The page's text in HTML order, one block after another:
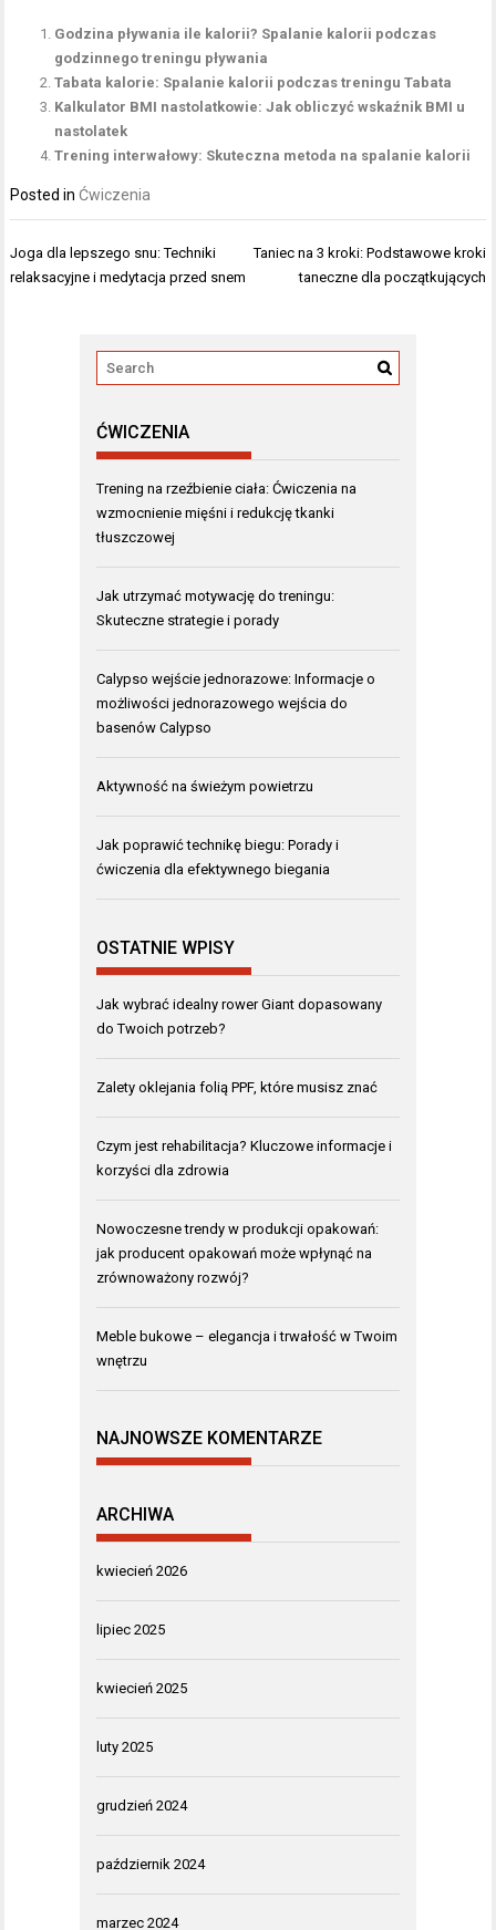
Godzina pływania ile kalorii? Spalanie kalorii podczas
godzinnego treningu pływania
Tabata kalorie: Spalanie kalorii podczas treningu Tabata
Kalkulator BMI nastolatkowie: Jak obliczyć wskaźnik BMI u
nastolatek
Trening interwałowy: Skuteczna metoda na spalanie kalorii
Posted in Ćwiczenia
Nawigacja
wpisu
Joga dla lepszego snu: Techniki
relaksacyjne i medytacja przed snem
Taniec na 3 kroki: Podstawowe kroki
taneczne dla początkujących
ĆWICZENIA
Trening na rzeźbienie ciała: Ćwiczenia na
wzmocnienie mięśni i redukcję tkanki
tłuszczowej
Jak utrzymać motywację do treningu:
Skuteczne strategie i porady
Calypso wejście jednorazowe: Informacje o
możliwości jednorazowego wejścia do
basenów Calypso
Aktywność na świeżym powietrzu
Jak poprawić technikę biegu: Porady i
ćwiczenia dla efektywnego biegania
OSTATNIE WPISY
Jak wybrać idealny rower Giant dopasowany
do Twoich potrzeb?
Zalety oklejania folią PPF, które musisz znać
Czym jest rehabilitacja? Kluczowe informacje i
korzyści dla zdrowia
Nowoczesne trendy w produkcji opakowań:
jak producent opakowań może wpłynąć na
zrównoważony rozwój?
Meble bukowe – elegancja i trwałość w Twoim
wnętrzu
NAJNOWSZE KOMENTARZE
ARCHIWA
kwiecień 2026
lipiec 2025
kwiecień 2025
luty 2025
grudzień 2024
październik 2024
marzec 2024